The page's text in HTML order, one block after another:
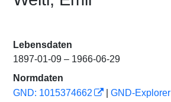
Lebensdaten
1897-01-09 – 1966-06-29
Normdaten
GND: 1015374662
GND-Explorer